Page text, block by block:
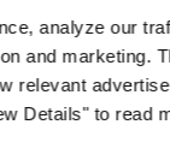
analyze our
and marketing.
relevant
Details" to read
blanc » conçu
pour la
routière
de travail